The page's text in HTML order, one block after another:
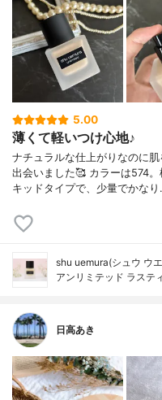
5.00
薄くて軽いつけ心地♪
ナチュラルな仕上がりなのに
出会いました🥰 カラーは574
キッドタイプで、少量でかな
shu uemura(シュウ ウ
アンリミテッド ラステ
日高あき